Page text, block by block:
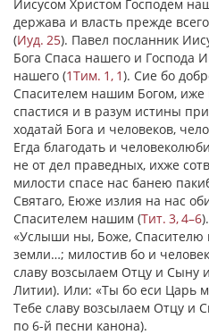
Иисусом Христом Господем
держава и власть прежде
(Иуд. 25). Павел посланник
Бога Спаса нашего и Господа
нашего (1Тим. 1, 1). Сие бо
Спасителем нашим Богом, иже
спастися и в разум истины
ходатай Бога и человеков,
Егда благодать и
не от дел праведных, ихже
милости спасе нас банею
Святаго, Еюже излия на нас
Спасителем нашим (Тит. 3, 4–6
«Услыши ны, Боже, Спасителю
земли…; милостив бо и
славу возсылаем Отцу и Сыну
Литии). Или: «Ты бо еси Царь
Тебе славу возсылаем Отцу и
по 6-й песни канона).